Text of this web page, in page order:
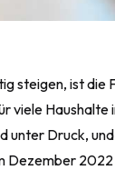
steigen, ist die
viele Haushalte
unter Druck,
Dezember